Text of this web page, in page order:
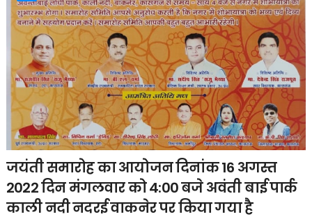
जयंती समारोह का आयोजन दिनांक 16 अगस्त
2022 दिन मंगलवार को 4:00 बजे अवंती बाई पार्क
काली नदी नदरई वाकनेर पर किया गया है